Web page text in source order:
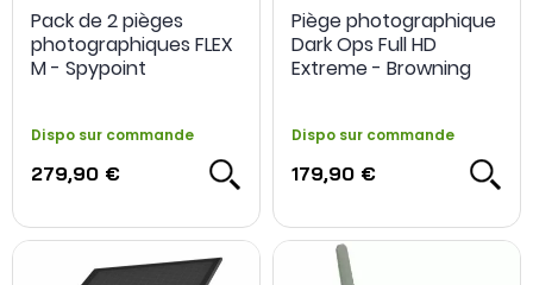
Pack de 2 pièges
photographiques FLEX
M - Spypoint
Dispo sur commande
279,90 €
Piège photographique
Dark Ops Full HD
Extreme - Browning
Dispo sur commande
179,90 €